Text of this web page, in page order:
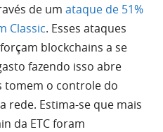
de um ataque de 51%
Classic. Esses ataques
blockchains a se
fazendo isso abre
tomem o controle do
rede. Estima-se que mais
da ETC foram